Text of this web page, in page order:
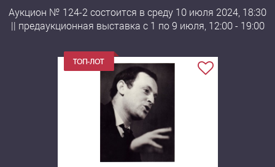
Аукцион № 124-2 состоится в среду 10 июля 2024, 18:30
|| предаукционная выставка с 1 по 9 июля, 12:00 - 19:00